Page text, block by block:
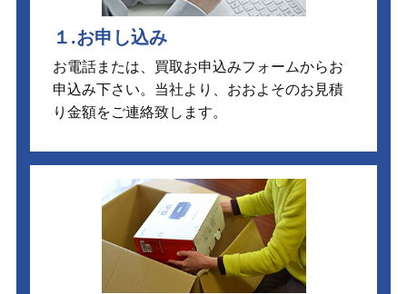
１.お申し込み
お電話または、買取お申込みフォームからお
申込み下さい。当社より、おおよそのお見積
り金額をご連絡致します。